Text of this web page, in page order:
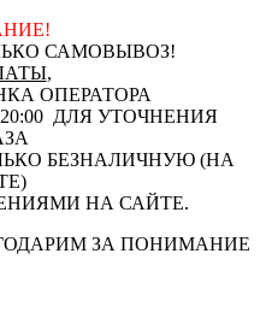
САМОВЫВОЗ!
,
ОПЕРАТОРА
ДЛЯ УТОЧНЕНИЯ
БЕЗНАЛИЧНУЮ (НА
НА САЙТЕ.
ЗА ПОНИМАНИЕ